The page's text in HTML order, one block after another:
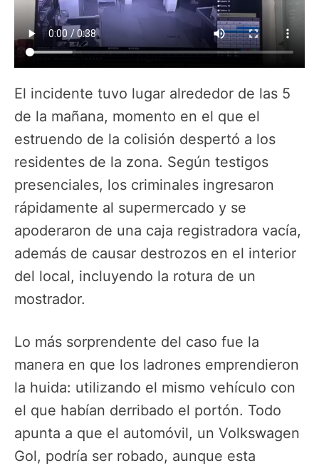
El incidente tuvo lugar alrededor de las 5
de la mañana, momento en el que el
estruendo de la colisión despertó a los
residentes de la zona. Según testigos
presenciales, los criminales ingresaron
rápidamente al supermercado y se
apoderaron de una caja registradora vacía,
además de causar destrozos en el interior
del local, incluyendo la rotura de un
mostrador.
Lo más sorprendente del caso fue la
manera en que los ladrones emprendieron
la huida: utilizando el mismo vehículo con
el que habían derribado el portón. Todo
apunta a que el automóvil, un Volkswagen
Gol, podría ser robado, aunque esta